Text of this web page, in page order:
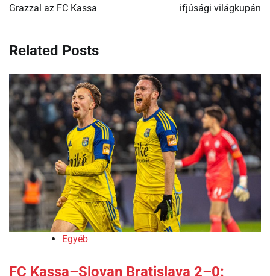
Grazzal az FC Kassa
ifjúsági világkupán
Related Posts
Egyéb
FC Kassa–Slovan Bratislava 2–0: